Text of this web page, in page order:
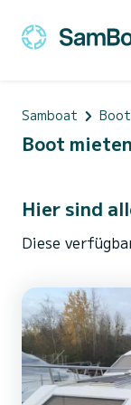
Samboat
Boot mieten
Hier sind
Diese